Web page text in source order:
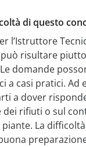
di questo
l’Istruttore
risultare
domande
a casi pratici. Ad
a dover
dei rifiuti o sul
La